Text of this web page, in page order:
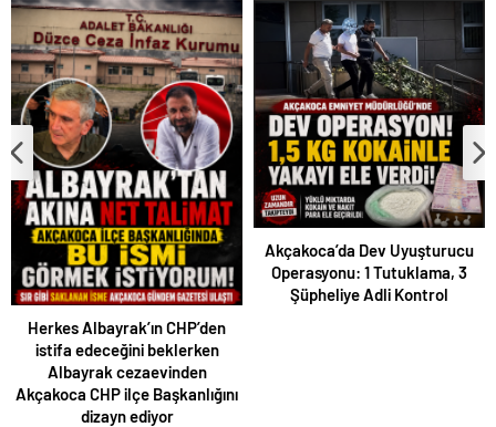
AKÇAKOCA’DA İŞ DÜNYASININ KALBİ KALE KOYU
LANSMANINDA ATTI
Saklı Koy Otel’de Yoğunluk: Misafirler Yer Bulmakta Zorlandı
SAHİLLERDE TEMİZLİK ALARMI!
ALTIN
DOLAR
Herkes Albayrak’ın CHP’den
istifa edeceğini beklerken
Albayrak cezaevinden
Akçakoca CHP ilçe Başkanlığını
dizayn ediyor
Akçakoca’da Dev Uyuşturucu
Operasyonu: 1 Tutuklama, 3
Şüpheliye Adli Kontrol